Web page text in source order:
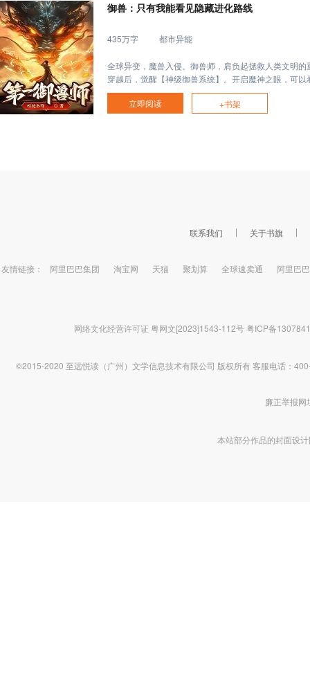
御兽：只有我能看见隐藏进化路线
435万字 都市异能
全球异变，魔兽入侵。御兽师，肩负起拯救人类文明的
穿越后，觉醒【神级御兽系统】。开启魔神之眼，可以
隐藏进化路线、激活隐藏血脉、开启无限进化……哈士
修罗狼！小精灵，变异十二翼炽天使！孵化龙蛋，召唤
立即阅读 +书架
联系我们 关于书旗
友情链接： 阿里巴巴集团 淘宝网 天猫 聚划算 全球速卖通 阿里巴
网络文化经营许可证 粤网文[2023]1543-112号粤ICP备
©2015-2020 至远悦读（广州）文学信息技术有限公司 版权所有 客服电话：
廉正举报
本站部分作品的封面设